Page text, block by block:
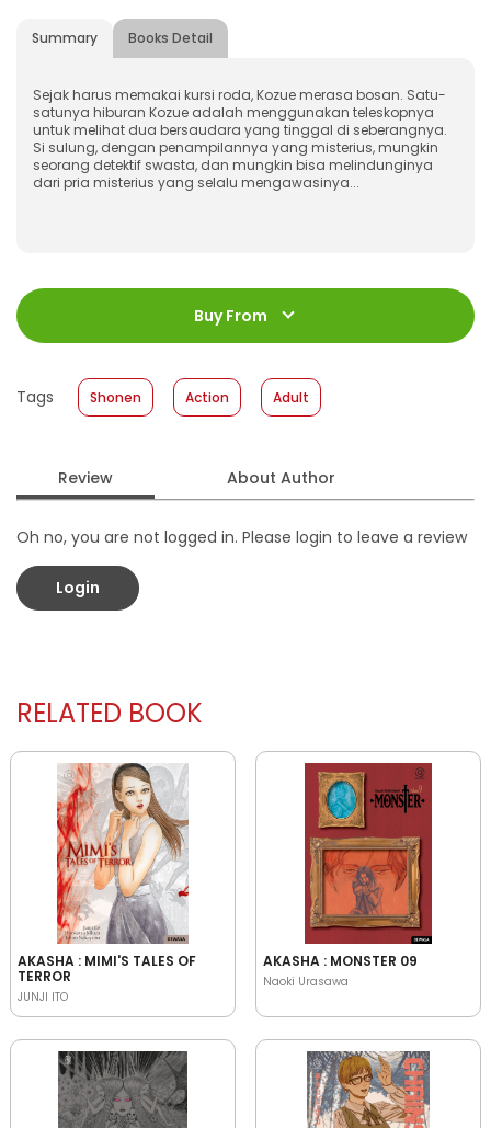
Summary Books Detail
Sejak harus memakai kursi roda, Kozue merasa bosan. Satu-
satunya hiburan Kozue adalah menggunakan teleskopnya
untuk melihat dua bersaudara yang tinggal di seberangnya.
Si sulung, dengan penampilannya yang misterius, mungkin
seorang detektif swasta, dan mungkin bisa melindunginya
dari pria misterius yang selalu mengawasinya...
ISBN :
9786230311871
232 halaman
Size
:
13 x 19
Format
: Softcover
Buy From
Tags Shonen Action Adult
Review About Author
Oh no, you are not logged in. Please login to leave a review
Login
RELATED BOOK
AKASHA : MIMI'S TALES OF
TERROR
JUNJI ITO
AKASHA : MONSTER 09
Naoki Urasawa